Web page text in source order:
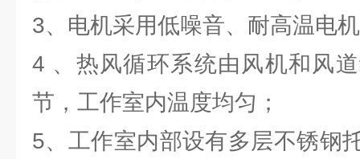
3、电机采用低噪音、耐高温电
4 、热风循环系统由风机和风
节，工作室内温度均匀；
5、工作室内部设有多层不锈钢